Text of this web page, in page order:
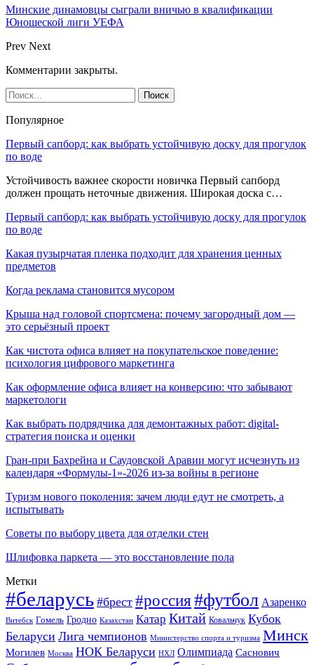
Минские динамовцы сыграли вничью в квалификации
Юношеской лиги УЕФА
Prev Next
Комментарии закрыты.
Популярное
Первый сапборд: как выбрать устойчивую доску для прогулок
по воде
Устойчивость важнее скорости новичка Первый сапборд
должен прощать неточные движения. Широкая доска с…
Первый сапборд: как выбрать устойчивую доску для прогулок
по воде
Какая пузырчатая пленка подходит для хранения ценных
предметов
Когда реклама становится мусором
Крыша над головой спортсмена: почему загородный дом —
это серьёзный проект
Как чистота офиса влияет на покупательское поведение:
психология цифрового маркетинга
Как оформление офиса влияет на конверсию: что забывают
маркетологи
Как выбрать подрядчика для демонтажных работ: digital-
стратегия поиска и оценки
Гран-при Бахрейна и Саудовской Аравии могут исчезнуть из
календаря «Формулы-1»-2026 из-за войны в регионе
Туризм нового поколения: зачем люди едут не смотреть, а
испытывать
Советы по выбору цвета для отделки стен
Шлифовка паркета — это восстановление пола
Метки
#беларусь #брест #россия#футбол Азаренко
Витебск Гомель Гродно Казахстан Катар Китай Ковальчук Кубок
Беларуси Лига чемпионов Министерство спорта и туризма Минск
Могилев Москва НОК Беларуси НХЛ Олимпиада Саснович